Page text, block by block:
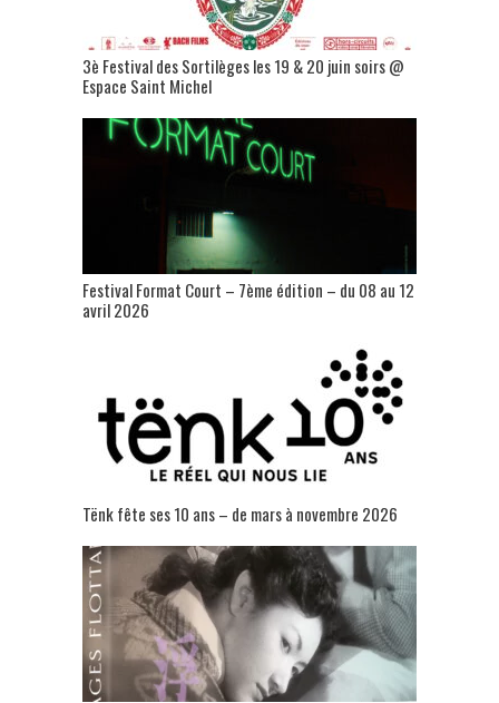
3è Festival des Sortilèges les 19 & 20 juin soirs @
Espace Saint Michel
Festival Format Court – 7ème édition – du 08 au 12
avril 2026
Tënk fête ses 10 ans – de mars à novembre 2026